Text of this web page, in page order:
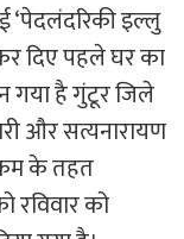
‘पेदलंदरिकी इल्लु
दिए पहले घर का
गया है गुंटूर जिले
और सत्यनारायण
के तहत
रविवार को